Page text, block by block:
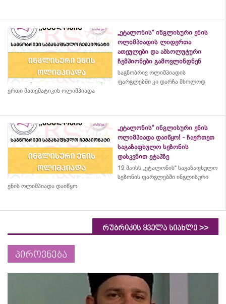
„ეტალონის“ ინგლისური ენის
ოლიმპიადის ლიდერთა
ათეულები და აბსოლუტური
ჩემპიონები გამოვლინდნენ
საგნობრივ ოლიმპიადის
ფარგლებში კი დარჩა მხოლოდ
ერთი მათემატიკის ოლიმპიადა
„ეტალონის“ ინგლისური ენის
ოლიმპიადა დაიწყო! - ჩაერთეთ
საგაზაფხულო სეზონის
დასკვნით ეტაპზე
19 მაისს „ეტალონის“ საგაზაფხულო
სეზონის ფარგლებში ინგლისური
ენის ოლიმპიადა დაიწყო
რუბრიკის ყველა სიახლე >>
პიროვნება